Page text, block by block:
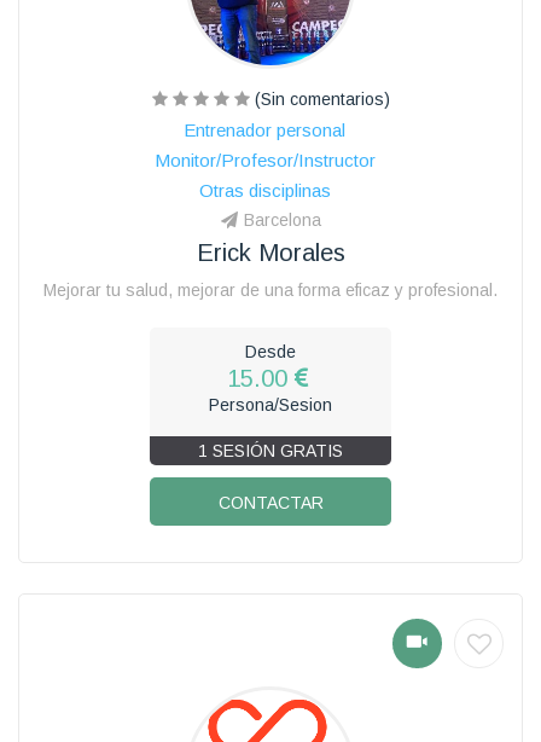
(Sin comentarios)
Entrenador personal
Monitor/Profesor/Instructor
Otras disciplinas
Barcelona
Erick Morales
Mejorar tu salud, mejorar de una forma eficaz y profesional.
Desde
15.00
Persona/Sesion
1 SESIÓN GRATIS
CONTACTAR